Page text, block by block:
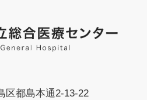
。 子どもサポートチーム
心となって、専門的な多
童青年精神科医） 看護
都島本通2-13-22